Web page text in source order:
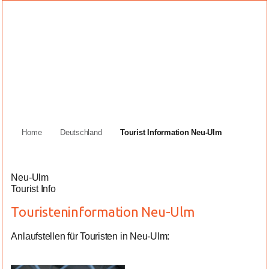
Home Deutschland Tourist Information Neu-Ulm
Neu-Ulm
Tourist Info
Touristeninformation Neu-Ulm
Anlaufstellen für Touristen in Neu-Ulm: